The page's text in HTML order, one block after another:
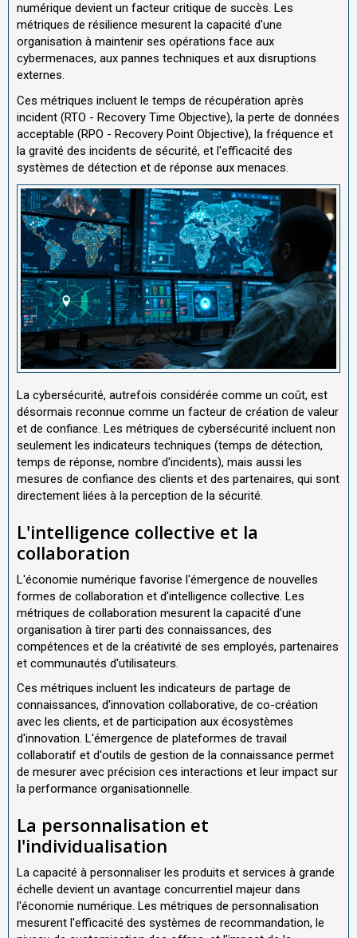
numérique devient un facteur critique de succès. Les
métriques de résilience mesurent la capacité d'une
organisation à maintenir ses opérations face aux
cybermenaces, aux pannes techniques et aux disruptions
externes.
Ces métriques incluent le temps de récupération après
incident (RTO - Recovery Time Objective), la perte de données
acceptable (RPO - Recovery Point Objective), la fréquence et
la gravité des incidents de sécurité, et l'efficacité des
systèmes de détection et de réponse aux menaces.
La cybersécurité, autrefois considérée comme un coût, est
désormais reconnue comme un facteur de création de valeur
et de confiance. Les métriques de cybersécurité incluent non
seulement les indicateurs techniques (temps de détection,
temps de réponse, nombre d'incidents), mais aussi les
mesures de confiance des clients et des partenaires, qui sont
directement liées à la perception de la sécurité.
L'intelligence collective et la
collaboration
L'économie numérique favorise l'émergence de nouvelles
formes de collaboration et d'intelligence collective. Les
métriques de collaboration mesurent la capacité d'une
organisation à tirer parti des connaissances, des
compétences et de la créativité de ses employés, partenaires
et communautés d'utilisateurs.
Ces métriques incluent les indicateurs de partage de
connaissances, d'innovation collaborative, de co-création
avec les clients, et de participation aux écosystèmes
d'innovation. L'émergence de plateformes de travail
collaboratif et d'outils de gestion de la connaissance permet
de mesurer avec précision ces interactions et leur impact sur
la performance organisationnelle.
La personnalisation et
l'individualisation
La capacité à personnaliser les produits et services à grande
échelle devient un avantage concurrentiel majeur dans
l'économie numérique. Les métriques de personnalisation
mesurent l'efficacité des systèmes de recommandation, le